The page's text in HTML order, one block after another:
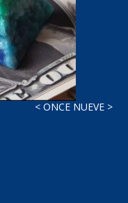
< ONCE NUEVE >